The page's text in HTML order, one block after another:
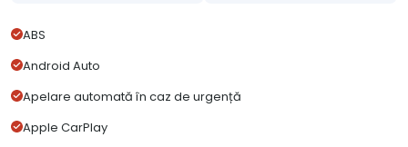
ABS
Android Auto
Apelare automată în caz de urgență
Apple CarPlay